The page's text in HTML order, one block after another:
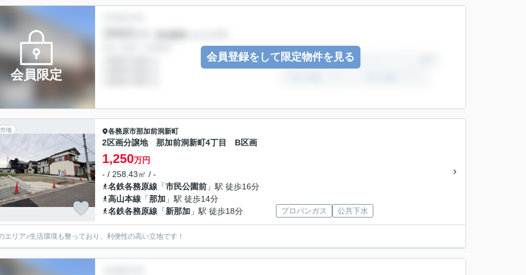
会員限定
会員登録をして限定物件を見る
売地 各務原市那加前洞新町
2区画分譲地 那加前洞新町4丁目 B区画
1,250万円
- / 258.43㎡ / -
名鉄各務原線 「市民公園前 」駅 徒歩16分
高山本線 「那加 」駅 徒歩14分
名鉄各務原線 「新那加 」駅 徒歩18分 プロパンガス 公共下水
エリア♪生活環境も整っており、利便性の高い立地です！